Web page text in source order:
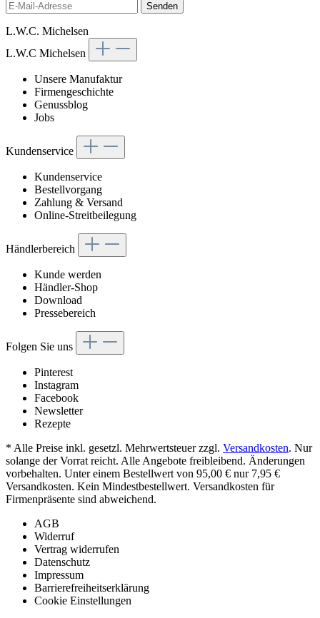
Senden
L.W.C. Michelsen
L.W.C Michelsen
Unsere Manufaktur
Firmengeschichte
Genussblog
Jobs
Kundenservice
Kundenservice
Bestellvorgang
Zahlung & Versand
Online-Streitbeilegung
Händlerbereich
Kunde werden
Händler-Shop
Download
Pressebereich
Folgen Sie uns
Pinterest
Instagram
Facebook
Newsletter
Rezepte
* Alle Preise inkl. gesetzl. Mehrwertsteuer zzgl. Versandkosten. Nur
solange der Vorrat reicht. Alle Angebote freibleibend. Änderungen
vorbehalten. Unter einem Bestellwert von 95,00 € nur 7,95 €
Versandkosten. Kein Mindestbestellwert. Versandkosten für
Firmenpräsente sind abweichend.
AGB
Widerruf
Vertrag widerrufen
Datenschutz
Impressum
Barrierefreiheitserklärung
Cookie Einstellungen